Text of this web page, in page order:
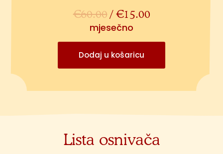
€60.00/€15.00
mjesečno
Dodaj u košaricu
Lista osnivača